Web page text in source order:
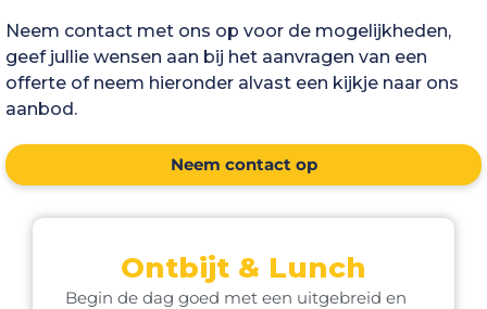
Neem contact met ons op voor de mogelijkheden,
geef jullie wensen aan bij het aanvragen van een
offerte of neem hieronder alvast een kijkje naar ons
aanbod.
Neem contact op
Ontbijt & Lunch
Begin de dag goed met een uitgebreid en